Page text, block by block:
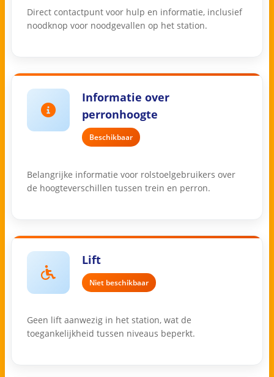
Direct contactpunt voor hulp en informatie, inclusief
noodknop voor noodgevallen op het station.
Informatie over
perronhoogte
Beschikbaar
Belangrijke informatie voor rolstoelgebruikers over
de hoogteverschillen tussen trein en perron.
Lift
Niet beschikbaar
Geen lift aanwezig in het station, wat de
toegankelijkheid tussen niveaus beperkt.